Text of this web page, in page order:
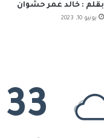
بقلم : خالد عمر حشوان
يونيو 10, 2023
33